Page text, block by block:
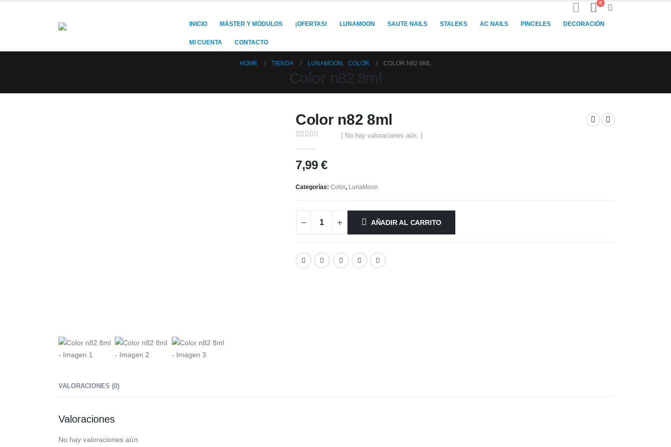
0
INICIO MÁSTER Y MÓDULOS ¡OFERTAS! LUNAMOON SAUTE NAILS STALEKS AC NAILS PINCELES DECORACIÓN
MI CUENTA CONTACTO
HOME TIENDA LUNAMOON , COLOR COLOR N82 8ML
Color n82 8ml
( No hay valoraciones aún. )
7,99 €
Categorías: Color, LunaMoon
AÑADIR AL CARRITO
VALORACIONES (0)
Valoraciones
No hay valoraciones aún.